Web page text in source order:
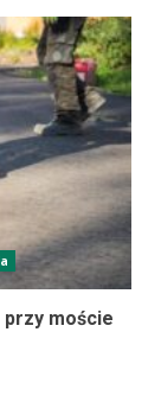
moście